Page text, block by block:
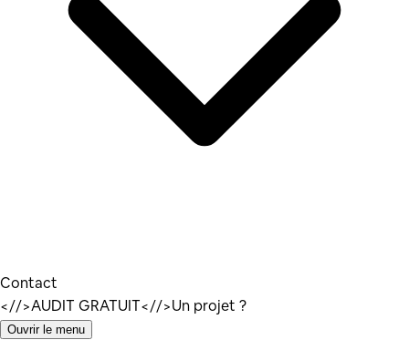
Contact
<//>AUDIT GRATUIT<//>Un projet ?
Ouvrir le menu